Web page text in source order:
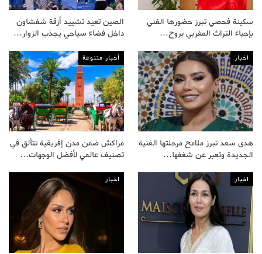
سكينة فحصي تبرز حضورها الفني
بإحياء التراث المغربي بروح…
الصين تعيد تشييد أزقة شفشاون
داخل فضاء سياحي يجذب الزوار…
اخبار
هدى سعد تبرز ملامح مرحلتها الفنية
الجديدة وتعبر عن شغفها…
أخبار متنوعة
مراكش ضمن مدن إفريقية تتألق في
تصنيف عالمي لأفضل الوجهات…
اخبار اخبار